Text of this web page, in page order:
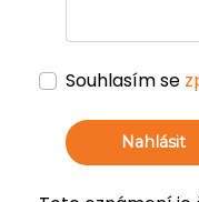
Souhlasím se
Nahlásit